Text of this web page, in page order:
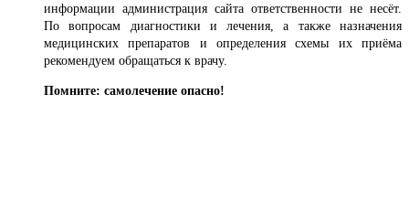
информации администрация сайта ответственности не несёт.
По вопросам диагностики и лечения, а также назначения
медицинских препаратов и определения схемы их приёма
рекомендуем обращаться к врачу.
Помните: самолечение опасно!